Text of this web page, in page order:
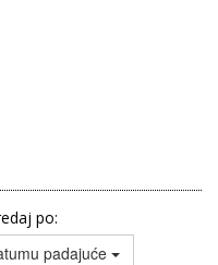
po:
padajuće